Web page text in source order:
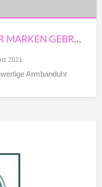
SUCHE UHR SCHWEIZER MARKEN GEBRAUCHT
2021
Armbanduhr